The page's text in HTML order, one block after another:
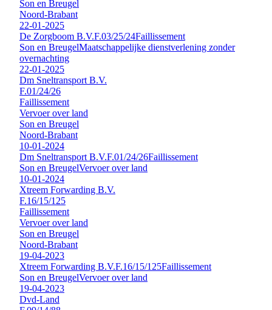
Son en Breugel
Noord-Brabant
22-01-2025
De Zorgboom B.V.F.03/25/24Faillissement
Son en BreugelMaatschappelijke dienstverlening zonder
overnachting
22-01-2025
Dm Sneltransport B.V.
F.01/24/26
Faillissement
Vervoer over land
Son en Breugel
Noord-Brabant
10-01-2024
Dm Sneltransport B.V.F.01/24/26Faillissement
Son en BreugelVervoer over land
10-01-2024
Xtreem Forwarding B.V.
F.16/15/125
Faillissement
Vervoer over land
Son en Breugel
Noord-Brabant
19-04-2023
Xtreem Forwarding B.V.F.16/15/125Faillissement
Son en BreugelVervoer over land
19-04-2023
Dvd-Land